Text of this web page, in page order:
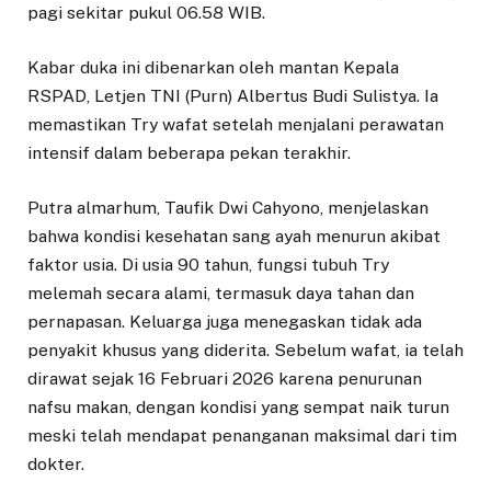
pagi sekitar pukul 06.58 WIB.
Kabar duka ini dibenarkan oleh mantan Kepala
RSPAD, Letjen TNI (Purn) Albertus Budi Sulistya. Ia
memastikan Try wafat setelah menjalani perawatan
intensif dalam beberapa pekan terakhir.
Putra almarhum, Taufik Dwi Cahyono, menjelaskan
bahwa kondisi kesehatan sang ayah menurun akibat
faktor usia. Di usia 90 tahun, fungsi tubuh Try
melemah secara alami, termasuk daya tahan dan
pernapasan. Keluarga juga menegaskan tidak ada
penyakit khusus yang diderita. Sebelum wafat, ia telah
dirawat sejak 16 Februari 2026 karena penurunan
nafsu makan, dengan kondisi yang sempat naik turun
meski telah mendapat penanganan maksimal dari tim
dokter.